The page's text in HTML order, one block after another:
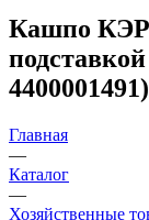
Кашпо
4400001491)
Главная
—
Каталог
—
Хозяйственные